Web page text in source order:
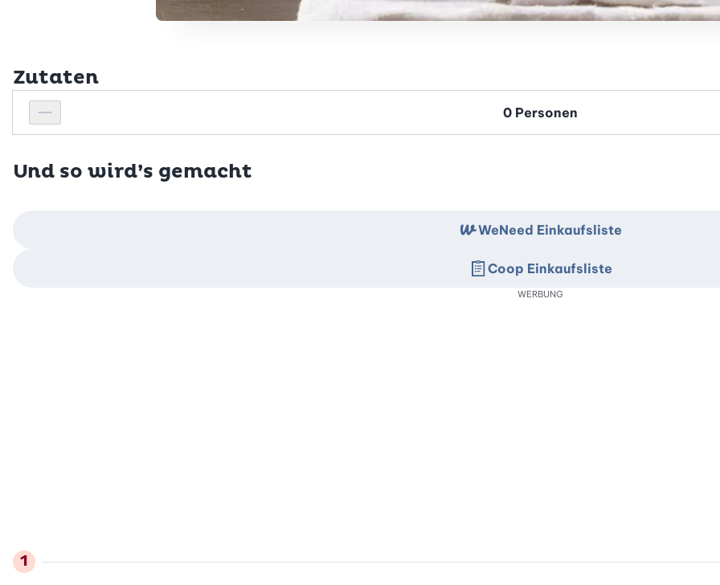
Zutaten
Personenanzahl verringern
Personenanzahl
Und so wird’s gemacht
WeNeed Einkaufsliste
Coop Einkaufsliste
WERBUNG